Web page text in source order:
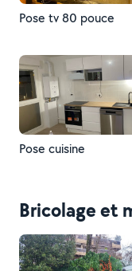
Pose tv 80 pouce
Pose cuisine
Bricolage et